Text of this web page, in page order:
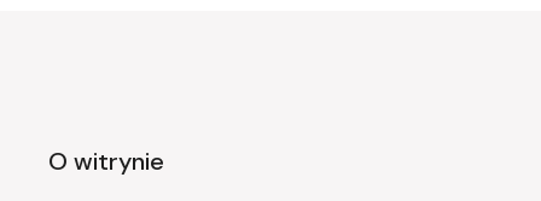
O witrynie